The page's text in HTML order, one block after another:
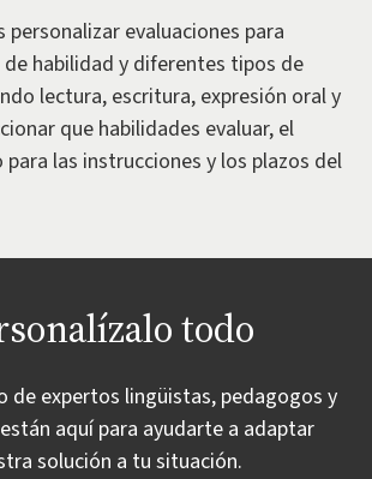
personalizar evaluaciones para
de habilidad y diferentes tipos de
lectura, escritura, expresión oral y
que habilidades evaluar, el
las instrucciones y los plazos del
todo
de expertos lingüistas, pedagogos y
aquí para ayudarte a adaptar
solución a tu situación.